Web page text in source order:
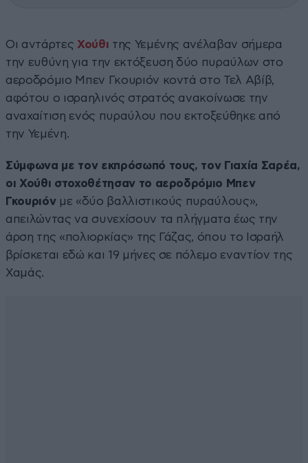
Οι αντάρτες Χούθι της Υεμένης ανέλαβαν σήμερα
την ευθύνη για την εκτόξευση δύο πυραύλων στο
αεροδρόμιο Μπεν Γκουριόν κοντά στο Τελ Αβίβ,
αφότου ο ισραηλινός στρατός ανακοίνωσε την
αναχαίτιση ενός πυραύλου που εκτοξεύθηκε από
την Υεμένη.
Σύμφωνα με τον εκπρόσωπό τους, τον Γιαχία Σαρέα,
οι Χούθι στοχοθέτησαν το αεροδρόμιο Μπεν
Γκουριόνμε «δύο βαλλιστικούς πυραύλους»,
απειλώντας να συνεχίσουν τα πλήγματα έως την
άρση της «πολιορκίας» της Γάζας, όπου το Ισραήλ
βρίσκεται εδώ και 19 μήνες σε πόλεμο εναντίον της
Χαμάς.